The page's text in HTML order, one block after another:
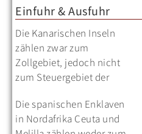
Einfuhr & Ausfuhr
Die Kanarischen Inseln
zählen zwar zum
Zollgebiet, jedoch nicht
zum Steuergebiet der
Europäischen Union. Es
gelten die Bestimmungen
für die Einreise aus Nicht-
Die spanischen Enklaven
in Nordafrika Ceuta und
Europäischen Union, für
sie gelten daher die